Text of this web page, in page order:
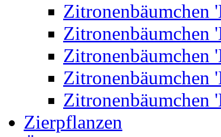
Zitronenbäumchen
Zitronenbäumchen
Zitronenbäumchen
Zitronenbäumchen
Zitronenbäumchen
Zierpflanzen